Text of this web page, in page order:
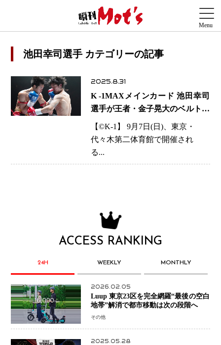
池田幸司選手 カテゴリーの記事
2025.8.31
K -1MAXメインカード 池田幸司
選手が王者・金子晃大のベルト奪
取に自信をのぞかせる「秘策を10
個用意」＝9月7日K-1代々木第二
【©️K-1】 9月7日(日)、東京・
代々木第二体育館で開催され
る...
ACCESS RANKING
24H WEEKLY MONTHLY
2026.02.05
Luup 東京23区を完全網羅“最後の空白
地帯”解消で都市移動は次の段階へ
その他
2025.05.28